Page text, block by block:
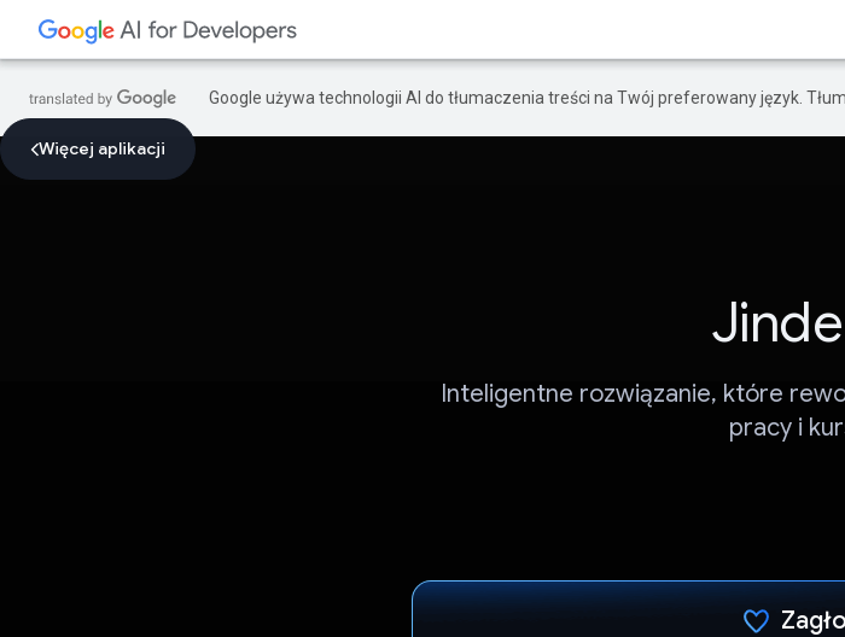
Google używa technologii AI do tłumaczenia treści na Twój preferowany język.
Więcej aplikacji
Inteligentne rozwiązanie, które
pracy i